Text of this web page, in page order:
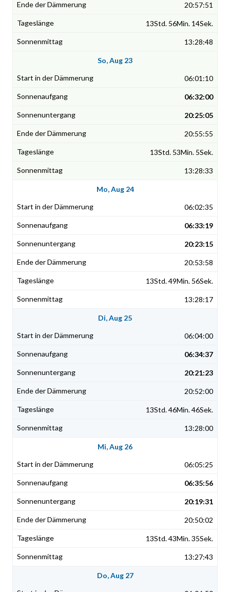
20:57:51
13Std. 56Min. 14Sek.
13:28:48
So, Aug 23
06:01:10
06:32:00
20:25:05
20:55:55
13Std. 53Min. 5Sek.
13:28:33
Mo, Aug 24
06:02:35
06:33:19
20:23:15
20:53:58
13Std. 49Min. 56Sek.
13:28:17
Di, Aug 25
06:04:00
06:34:37
20:21:23
20:52:00
13Std. 46Min. 46Sek.
13:28:00
Mi, Aug 26
06:05:25
06:35:56
20:19:31
20:50:02
13Std. 43Min. 35Sek.
13:27:43
Do, Aug 27